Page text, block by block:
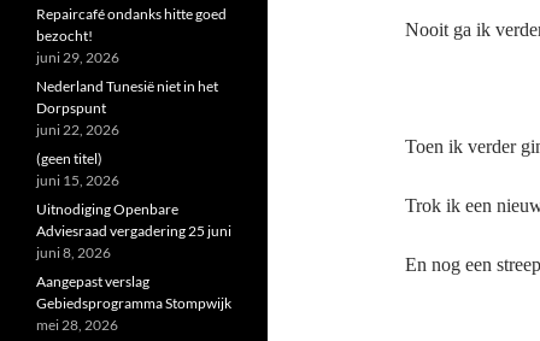
Nooit ga ik
Toen ik verder
Trok ik een
En nog een
Repaircafé ondanks hitte goed
bezocht!
juni 29, 2026
Nederland Tunesië niet in het
Dorpspunt
juni 22, 2026
(geen titel)
juni 15, 2026
Uitnodiging Openbare
Adviesraad vergadering 25 juni
juni 8, 2026
Aangepast verslag
Gebiedsprogramma Stompwijk
mei 28, 2026